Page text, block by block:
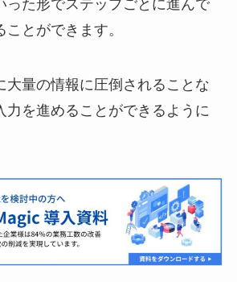
った形でステップごとに進んで
とができます。
大量の情報に圧倒されることな
力を進めることができるように